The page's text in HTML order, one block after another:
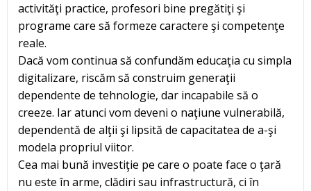
activităţi practice, profesori bine pregătiţi şi
programe care să formeze caractere şi competenţe
reale.
Dacă vom continua să confundăm educaţia cu simpla
digitalizare, riscăm să construim generaţii
dependente de tehnologie, dar incapabile să o
creeze. Iar atunci vom deveni o naţiune vulnerabilă,
dependentă de alţii şi lipsită de capacitatea de a-şi
modela propriul viitor.
Cea mai bună investiţie pe care o poate face o ţară
nu este în arme, clădiri sau infrastructură, ci în